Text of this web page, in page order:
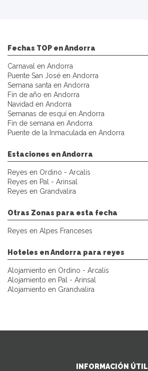
Fechas TOP en Andorra
Carnaval en Andorra
Puente San José en Andorra
Semana santa en Andorra
Fin de año en Andorra
Navidad en Andorra
Semanas de esquí en Andorra
Fin de semana en Andorra
Puente de la Inmaculada en Andorra
Estaciones en Andorra
Reyes en Ordino - Arcalís
Reyes en Pal - Arinsal
Reyes en Grandvalira
Otras Zonas para esta fecha
Reyes en Alpes Franceses
Hoteles en Andorra para reyes
Alojamiento en Ordino - Arcalís
Alojamiento en Pal - Arinsal
Alojamiento en Grandvalira
INFORMACIÓN ÚTIL